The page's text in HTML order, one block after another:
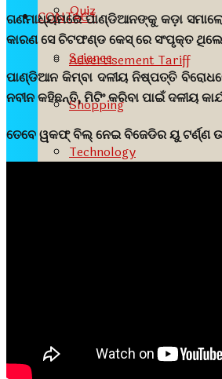
CONTACT
Advertisement Tariff
Quiz
Science
Shopping
Technology
ଗଣମାଧ୍ୟମରେ ପାଣ୍ଡିଆନଙ୍କୁ କଡ଼ା
କାରଣ ସେ ଚିଟଫଣ୍ଡ କେସ୍ ରେ ସଂପୃକ୍ତ
ପାଣ୍ଡିଆନ କିମ୍ବା ଦଳୀୟ ନିଷ୍ପତ୍ତି
ନବୀନ କହିଛନ୍ତି, ମିଟିଂ କରିବା ପାଇଁ ଦଳୀୟ
ତେବେ ୱକଫ୍ ବିଲ୍ ନେଇ ବିଜେଡିର ୟୁ ଟର୍ଣ୍ଣ